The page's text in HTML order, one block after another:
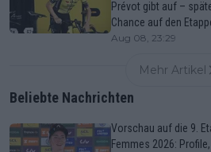
Prévot gibt auf –
Chance auf den
Aug 08, 23:29
Mehr Artikel
Beliebte Nachrichten
Vorschau auf die 9.
Femmes 2026: